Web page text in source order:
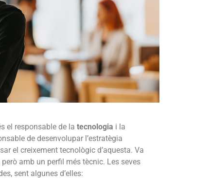
el responsable de la tecnologia i la
de desenvolupar l’estratègia
el creixement tecnològic d’aquesta. Va
amb un perfil més tècnic. Les seves
sent algunes d’elles: